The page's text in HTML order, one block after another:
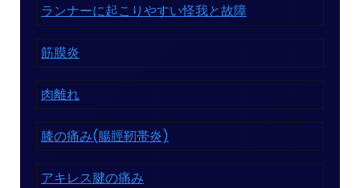
ランナーに起こりやすい怪我と故障
筋膜炎
肉離れ
膝の痛み(腸脛靭帯炎)
アキレス腱の痛み